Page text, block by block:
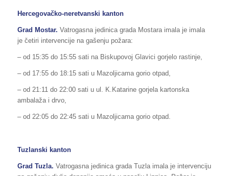
Hercegovačko-neretvanski kanton
Grad Mostar. Vatrogasna jedinica grada Mostara imala je imala
je četiri intervencije na gašenju požara:
– od 15:35 do 15:55 sati na Biskupovoj Glavici gorjelo rastinje,
– od 17:55 do 18:15 sati u Mazoljicama gorio otpad,
– od 21:11 do 22:00 sati u ul. K.Katarine gorjela kartonska
ambalaža i drvo,
– od 22:05 do 22:45 sati u Mazoljicama gorio otpad.
Tuzlanski kanton
Grad Tuzla. Vatrogasna jedinica grada Tuzla imala je intervenciju